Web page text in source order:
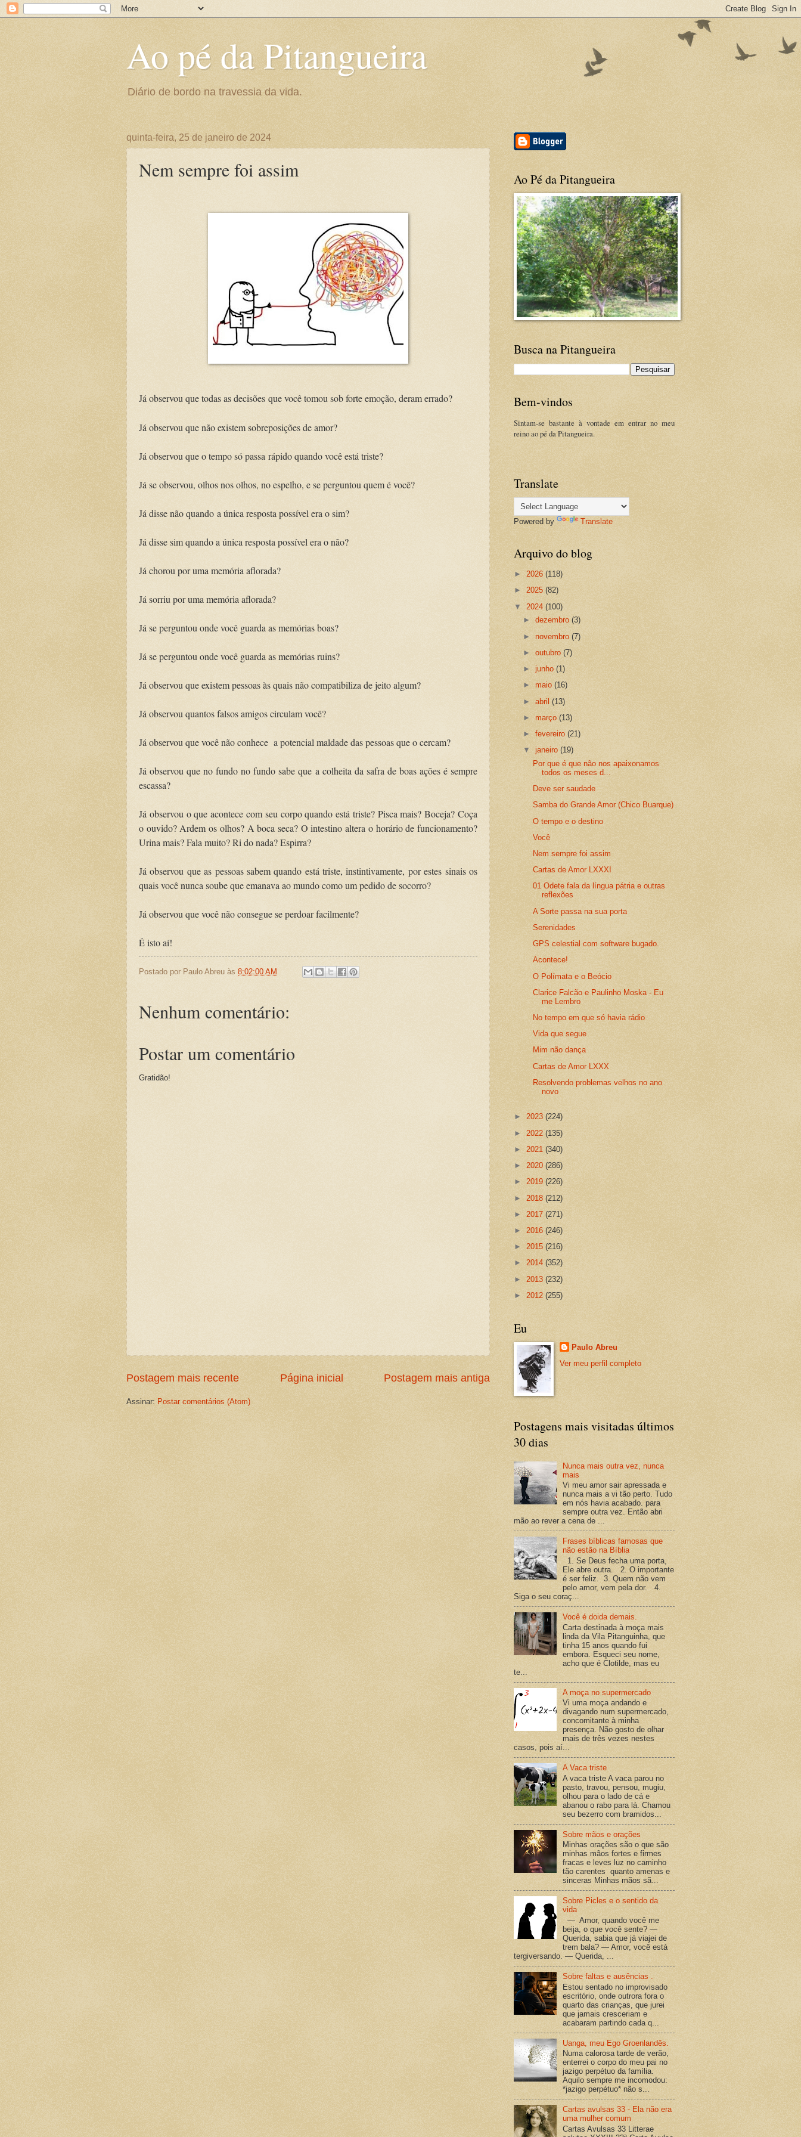
Ao pé da Pitangueira
Diário de bordo na travessia da vida.
quinta-feira, 25 de janeiro de 2024
Nem sempre foi assim
Já observou que todas as decisões que você tomou sob forte emoção, deram errado?
Já observou que não existem sobreposições de amor?
Já observou que o tempo só passa rápido quando você está triste?
Já se observou, olhos nos olhos, no espelho, e se perguntou quem é você?
Já disse não quando a única resposta possível era o sim?
Já disse sim quando a única resposta possível era o não?
Já chorou por uma memória aflorada?
Já sorriu por uma memória aflorada?
Já se perguntou onde você guarda as memórias boas?
Já se perguntou onde você guarda as memórias ruins?
Já observou que existem pessoas às quais não compatibiliza de jeito algum?
Já observou quantos falsos amigos circulam você?
Já observou que você não conhece a potencial maldade das pessoas que o cercam?
Já observou que no fundo no fundo sabe que a colheita da safra de boas ações é sempre
escassa?
Já observou o que acontece com seu corpo quando está triste? Pisca mais? Boceja? Coça
o ouvido? Ardem os olhos? A boca seca? O intestino altera o horário de funcionamento?
Urina mais? Fala muito? Ri do nada? Espirra?
Já observou que as pessoas sabem quando está triste, instintivamente, por estes sinais os
quais você nunca soube que emanava ao mundo como um pedido de socorro?
Já observou que você não consegue se perdoar facilmente?
É isto aí!
Postado por Paulo Abreu às 8:02:00 AM
Nenhum comentário:
Postar um comentário
Gratidão!
Postagem mais recente Postagem mais antiga
Página inicial
Assinar: Postar comentários (Atom)
Ao Pé da Pitangueira
Busca na Pitangueira
Bem-vindos
Sintam-se bastante à vontade em entrar no meu
reino ao pé da Pitangueira.
Translate
Powered by Translate
Arquivo do blog
► 2026 (118)
► 2025 (82)
▼ 2024 (100)
►dezembro(3)
►novembro(7)
►outubro(7)
►junho(1)
►maio(16)
►abril(13)
►março(13)
►fevereiro(21)
▼janeiro(19)
Por que é que não nos apaixonamos
todos os meses d...
Deve ser saudade
Samba do Grande Amor (Chico Buarque)
O tempo e o destino
Você
Nem sempre foi assim
Cartas de Amor LXXXI
01 Odete fala da língua pátria e outras
reflexões
A Sorte passa na sua porta
Serenidades
GPS celestial com software bugado.
Acontece!
O Polímata e o Beócio
Clarice Falcão e Paulinho Moska - Eu
me Lembro
No tempo em que só havia rádio
Vida que segue
Mim não dança
Cartas de Amor LXXX
Resolvendo problemas velhos no ano
novo
► 2023 (224)
► 2022 (135)
► 2021 (340)
► 2020 (286)
► 2019 (226)
► 2018 (212)
► 2017 (271)
► 2016 (246)
► 2015 (216)
► 2014 (352)
► 2013 (232)
► 2012 (255)
Eu
Paulo Abreu
Ver meu perfil completo
Postagens mais visitadas últimos
30 dias
Nunca mais outra vez, nunca
mais
Vi meu amor sair apressada e
nunca mais a vi tão perto. Tudo
em nós havia acabado. para
sempre outra vez. Então abri
mão ao rever a cena de ...
Frases bíblicas famosas que
não estão na Bíblia
1. Se Deus fecha uma porta,
Ele abre outra. 2. O importante
é ser feliz. 3. Quem não vem
pelo amor, vem pela dor. 4.
Siga o seu coraç...
Você é doida demais.
Carta destinada à moça mais
linda da Vila Pitanguinha, que
tinha 15 anos quando fui
embora. Esqueci seu nome,
acho que é Clotilde, mas eu
te...
A moça no supermercado
Vi uma moça andando e
divagando num supermercado,
concomitante à minha
presença. Não gosto de olhar
mais de três vezes nestes
casos, pois aí...
A Vaca triste
A vaca triste A vaca parou no
pasto, travou, pensou, mugiu,
olhou para o lado de cá e
abanou o rabo para lá. Chamou
seu bezerro com bramidos...
Sobre mãos e orações
Minhas orações são o que são
minhas mãos fortes e firmes
fracas e leves luz no caminho
tão carentes quanto amenas e
sinceras Minhas mãos sã...
Sobre Picles e o sentido da
vida
— Amor, quando você me
beija, o que você sente? —
Querida, sabia que já viajei de
trem bala? — Amor, você está
tergiversando. — Querida, ...
Sobre faltas e ausências .
Estou sentado no improvisado
escritório, onde outrora fora o
quarto das crianças, que jurei
que jamais cresceriam e
acabaram partindo cada q...
Uanga, meu Ego Groenlandês.
Numa calorosa tarde de verão,
enterrei o corpo do meu pai no
jazigo perpétuo da família.
Aquilo sempre me incomodou:
*jazigo perpétuo* não s...
Cartas avulsas 33 - Ela não era
uma mulher comum
Cartas Avulsas 33 Litterae